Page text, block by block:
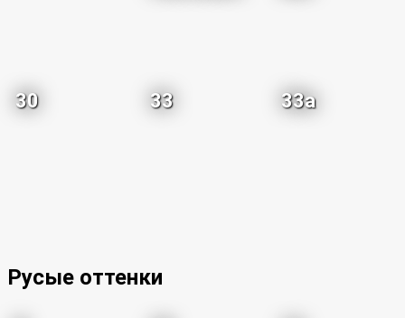
30 33 33a
Русые оттенки